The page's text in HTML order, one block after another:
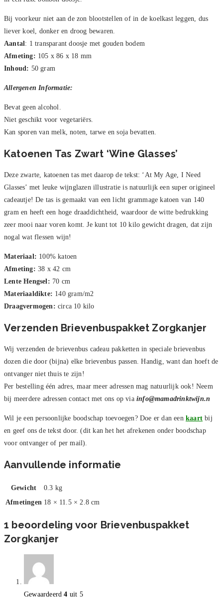
Bij voorkeur niet aan de zon blootstellen of in de koelkast leggen, dus
liever koel, donker en droog bewaren.
Aantal: 1 transparant doosje met gouden bodem
Afmeting: 105 x 86 x 18 mm
Inhoud: 50 gram
Allergenen Informatie:
Bevat geen alcohol.
Niet geschikt voor vegetariërs.
Kan sporen van melk, noten, tarwe en soja bevatten.
Katoenen Tas Zwart ‘Wine Glasses’
Deze zwarte, katoenen tas met daarop de tekst: ‘At My Age, I Need
Glasses’ met leuke wijnglazen illustratie is natuurlijk een super origineel
cadeautje! De tas is gemaakt van een licht grammage katoen van 140
gram en heeft een hoge draaddichtheid, waardoor de witte bedrukking
zeer mooi naar voren komt. Je kunt tot 10 kilo gewicht dragen, dat zijn
nogal wat flessen wijn!
Materiaal: 100% katoen
Afmeting: 38 x 42 cm
Lente Hengsel: 70 cm
Materiaaldikte: 140 gram/m2
Draagvermogen: circa 10 kilo
Verzenden Brievenbuspakket Zorgkanjer
Wij verzenden de brievenbus cadeau pakketten in speciale brievenbus
dozen die door (bijna) elke brievenbus passen. Handig, want dan hoeft de
ontvanger niet thuis te zijn!
Per bestelling één adres, maar meer adressen mag natuurlijk ook! Neem
bij meerdere adressen contact met ons op via info@mamadrinktwijn.n
Wil je een persoonlijke boodschap toevoegen? Doe er dan een kaart bij
en geef ons de tekst door. (dit kan het het afrekenen onder boodschap
voor ontvanger of per mail).
Aanvullende informatie
Gewicht
0.3 kg
Afmetingen 18 × 11.5 × 2.8 cm
1 beoordeling voor Brievenbuspakket
Zorgkanjer
Gewaardeerd4 uit 5